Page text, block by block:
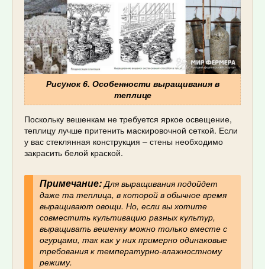
Рисунок 6. Особенности выращивания в
теплице
Поскольку вешенкам не требуется яркое освещение,
теплицу лучше притенить маскировочной сеткой. Если
у вас стеклянная конструкция – стены необходимо
закрасить белой краской.
Примечание:Для выращивания подойдет
даже та теплица, в которой в обычное время
выращивают овощи. Но, если вы хотите
совместить культивацию разных культур,
выращивать вешенку можно только вместе с
огурцами, так как у них примерно одинаковые
требования к температурно-влажностному
режиму.